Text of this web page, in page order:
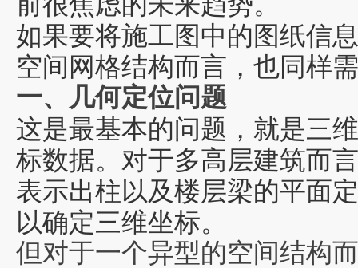
如果要将施工图中的图纸信
空间网格结构而言，也同样
一、几何定位问题
这是最基本的问题，就是三
标数据。 对于多高层建筑而
表示出柱以及楼层梁的平面
以确定三维坐标。
但对于一个异型的空间结构